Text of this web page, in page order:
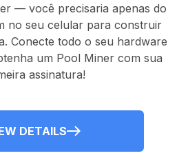
— você precisaria apenas do
no seu celular para construir
Conecte todo o seu hardware
um Pool Miner com sua
assinatura!
DETAILS